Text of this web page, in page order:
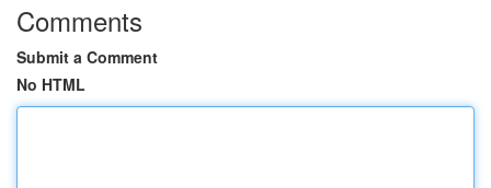
Comments
Submit a Comment
No HTML